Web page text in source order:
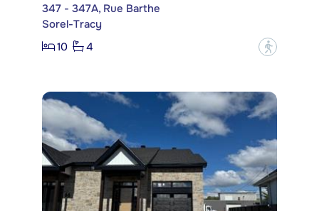
347 - 347A, Rue Barthe
Sorel-Tracy
10
4 ?